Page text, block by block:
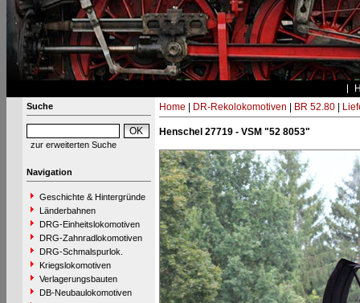
Suche
zur erweiterten Suche
Navigation
Geschichte & Hintergründe
Länderbahnen
DRG-Einheitslokomotiven
DRG-Zahnradlokomotiven
DRG-Schmalspurlok.
Kriegslokomotiven
Verlagerungsbauten
DB-Neubaulokomotiven
Home DR-Rekolokomotiven BR 52.80|
Henschel 27719 - VSM "52 8053"